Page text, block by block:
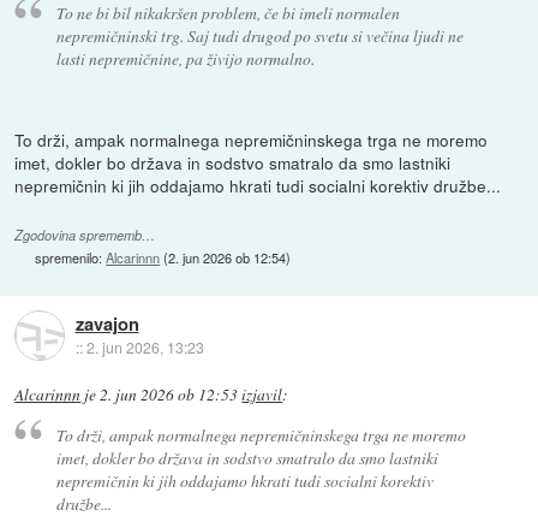
To ne bi bil nikakršen problem, če bi imeli normalen
nepremičninski trg. Saj tudi drugod po svetu si večina ljudi ne
lasti nepremičnine, pa živijo normalno.
To drži, ampak normalnega nepremičninskega trga ne moremo
imet, dokler bo država in sodstvo smatralo da smo lastniki
nepremičnin ki jih oddajamo hkrati tudi socialni korektiv družbe...
Zgodovina sprememb…
spremenilo:Alcarinnn(2. jun 2026 ob 12:54)
zavajon
::2. jun 2026, 13:23
Alcarinnn je2. jun 2026 ob 12:53izjavil:
To drži, ampak normalnega nepremičninskega trga ne moremo
imet, dokler bo država in sodstvo smatralo da smo lastniki
nepremičnin ki jih oddajamo hkrati tudi socialni korektiv
družbe...